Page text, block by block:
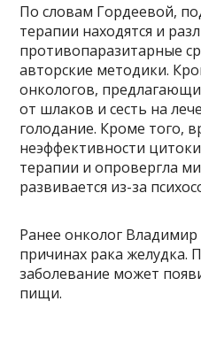
По словам Гордеевой,
терапии находятся и
противопаразитарные
авторские методики.
онкологов,
от шлаков и сесть на
голодание. Кроме того,
неэффективности
терапии и опровергла
развивается из-за
Ранее онколог
причинах рака желудка.
заболевание может
пищи.